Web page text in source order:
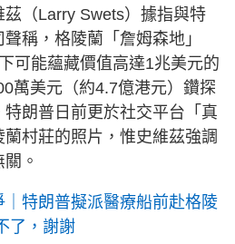
（Larry Swets）據指與特
稱，格陵蘭「詹姆森地」
可能蘊藏價值高達1兆美元的
萬美元（約4.7億港元）鑽探
朗普日前更於社交平台「真
村莊的照片，惟史維茲強調
。
｜特朗普擬派醫療船前赴格陵
了，謝謝